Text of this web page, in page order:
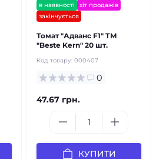
в наявності
хіт продажів
закінчується
Томат "Адванс F1" ТМ
"Bestе Kern" 20 шт.
Код товару: 000407
0
47.67 грн.
КУПИТИ